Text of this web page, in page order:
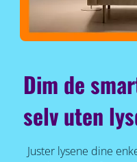
Dim de
selv uten
Juster lysene dine